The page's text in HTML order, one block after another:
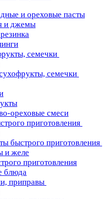
и ореховые пасты
и джемы
семечки
семечки
ореховые смеси
приготовления
быстрого приготовления
и желе
приготовления
блюда
приправы